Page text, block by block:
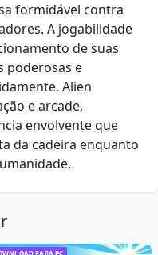
formidável contra
A jogabilidade
de suas
poderosas e
Alien
e arcade,
envolvente que
da cadeira enquanto
PARA PC